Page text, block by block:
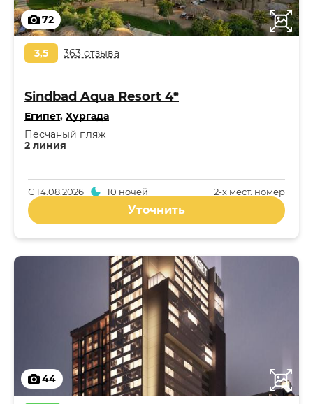
72
3,5 363 отзыва
Sindbad Aqua Resort 4*
Египет, Хургада
2 линия
Песчаный пляж
2-x мест. номер
С14.08.2026 10 ночей
Уточнить
44